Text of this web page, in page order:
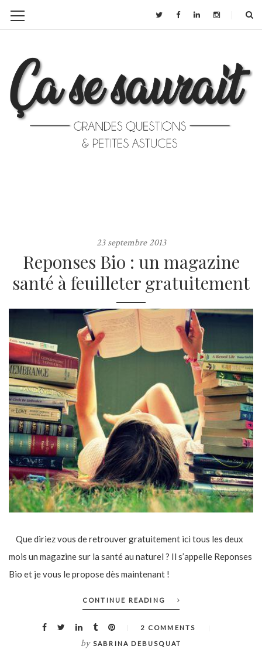
23 septembre 2013
Reponses Bio : un magazine
santé à feuilleter gratuitement
Que diriez vous de retrouver gratuitement ici tous les deux
mois un magazine sur la santé au naturel ? Il s’appelle Reponses
Bio et je vous le propose dès maintenant !
CONTINUE READING
2 COMMENTS
by SABRINA DEBUSQUAT